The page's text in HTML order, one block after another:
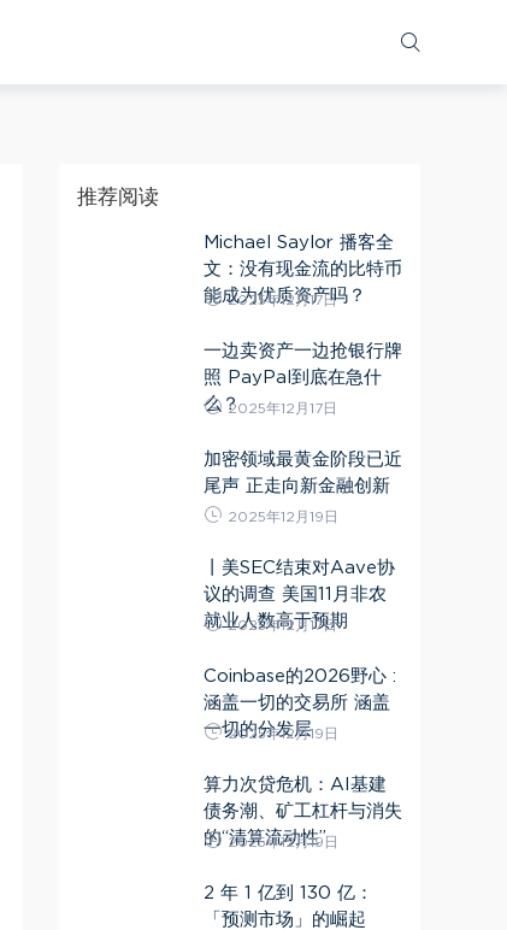
推荐阅读
Michael Saylor 播客全
文：没有现金流的比特币
能成为优质资产吗？
2025年12月17日
一边卖资产一边抢银行牌
照 PayPal到底在急什
么？2025年12月17日
加密领域最黄金阶段已近
尾声 正走向新金融创新
2025年12月19日
丨美SEC结束对Aave协
议的调查 美国11月非农
就业人数高于预期
2025年12月17日
Coinbase的2026野心 :
涵盖一切的交易所 涵盖
一切的分发层
2025年12月19日
算力次贷危机：AI基建
债务潮、矿工杠杆与消失
的“清算流动性”
2025年12月19日
2 年 1 亿到 130 亿：
「预测市场」的崛起